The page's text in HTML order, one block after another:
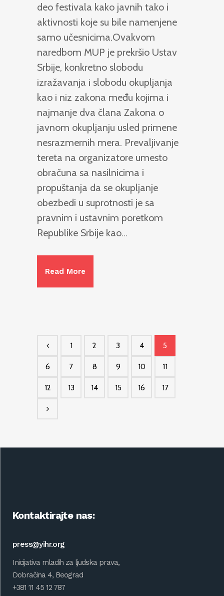
deo festivala kako javnih tako i
aktivnosti koje su bile namenjene
samo učesnicima.Ovakvom
naredbom MUP je prekršio Ustav
Srbije, konkretno slobodu
izražavanja i slobodu okupljanja
kao i niz zakona među kojima i
najmanje dva člana Zakona o
javnom okupljanju usled primene
nesrazmernih mera. Prevaljivanje
tereta na organizatore umesto
obračuna sa nasilnicima i
propuštanja da se okupljanje
obezbedi u suprotnosti je sa
pravnim i ustavnim poretkom
Republike Srbije kao...
Read More
1 2 3 4 5
6 7 8 9 10 11
12 13 14 15 16 17
Kontaktirajte nas:
press@yihr.org
Inicijativa mladih za ljudska prava,
Dobračina 4, Beograd
+381 11 45 12 787